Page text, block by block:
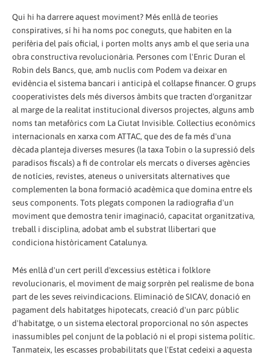
Qui hi ha darrere aquest moviment? Més enllà de teories
conspiratives, sí hi ha noms poc coneguts, que habiten en la
perifèria del país oficial, i porten molts anys amb el que seria una
obra constructiva revolucionària. Persones com l'Enric Duran el
Robin dels Bancs, que, amb nuclis com Podem va deixar en
evidència el sistema bancari i anticipà el col·lapse financer. O grups
cooperativistes dels més diversos àmbits que tracten d'organitzar
al marge de la realitat institucional diversos projectes, alguns amb
noms tan metafòrics com La Ciutat Invisible. Col·lectius econòmics
internacionals en xarxa com ATTAC, que des de fa més d'una
dècada planteja diverses mesures (la taxa Tobin o la supressió dels
paradisos fiscals) a fi de controlar els mercats o diverses agències
de notícies, revistes, ateneus o universitats alternatives que
complementen la bona formació acadèmica que domina entre els
seus components. Tots plegats componen la radiografia d'un
moviment que demostra tenir imaginació, capacitat organitzativa,
treball i disciplina, adobat amb el substrat llibertari que
condiciona històricament Catalunya.
Més enllà d'un cert perill d'excessius estètica i folklore
revolucionaris, el moviment de maig sorprèn pel realisme de bona
part de les seves reivindicacions. Eliminació de SICAV, donació en
pagament dels habitatges hipotecats, creació d'un parc públic
d'habitatge, o un sistema electoral proporcional no són aspectes
inassumibles pel conjunt de la població ni el propi sistema polític.
Tanmateix, les escasses probabilitats que l'Estat cedeixi a aquesta